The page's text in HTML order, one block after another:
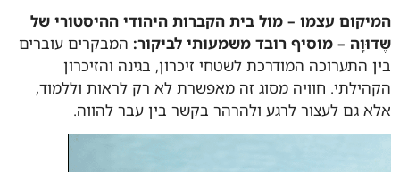
המיקום עצמו – מול בית הקברות היהודי ההיסטורי של
שֶדוּוָה – מוסיף רובד משמעותי לביקור: המבקרים עוברים
בין התערוכה המודרכת לשטחי זיכרון, בגינה והזיכרון
הקהילתי. חוויה מסוג זה מאפשרת לא רק לראות וללמוד,
אלא גם לעצור לרגע ולהרהר בקשר בין עבר להווה.